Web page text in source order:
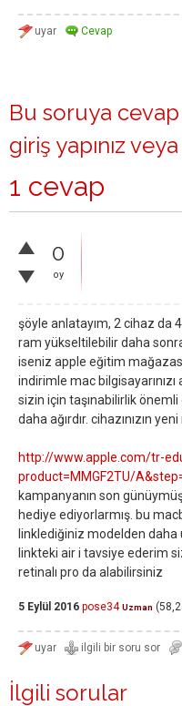
Bu soruya
giriş yapınız veya
1 cevap
0
oy
şöyle anlatayım, 2 cihaz da
ram yükseltilebilir daha
iseniz apple eğitim
indirimle mac
sizin için taşınabilirlik önemli
daha ağırdır. cihazınızın
http://www.apple.com/tr-
product=MMGF2TU/
kampanyanın son
hediye ediyorlarmış. bu
linklediğiniz modelden
linkteki air i tavsiye ederim
retinalı pro da alabilirsiniz
5 Eylül 2016 pose34 Uzman (
İlgili sorular